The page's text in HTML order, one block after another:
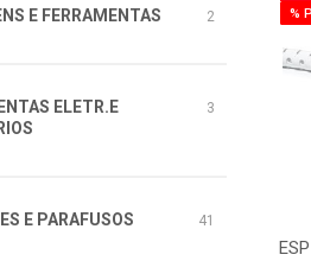
E FERRAMENTAS 2
ELETR.E
3
E PARAFUSOS 41
%